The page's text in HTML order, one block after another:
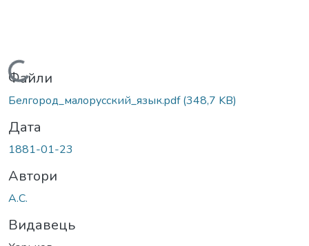
Вантажиться...
Файли
Белгород_малорусский_язык.pdf(348,7 KB)
Дата
1881-01-23
Автори
А.С.
Видавець